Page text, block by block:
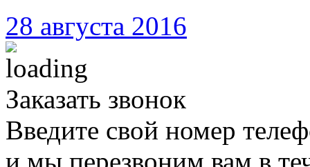
28 августа 2016
Заказать звонок
Введите свой номер